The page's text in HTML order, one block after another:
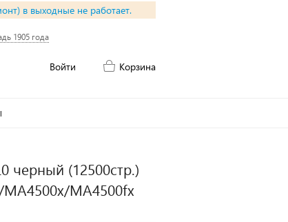
в выходные не работает.
1905 года
Войти Корзина
черный (12500стр.)
MA4500x/MA4500fx